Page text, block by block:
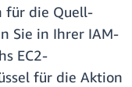
für die Quell-
Sie in Ihrer IAM-
EC2-
für die Aktion